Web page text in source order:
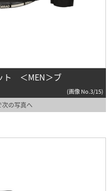
ト ＜MEN＞ブ
(画像 No.3/15)
次の写真へ